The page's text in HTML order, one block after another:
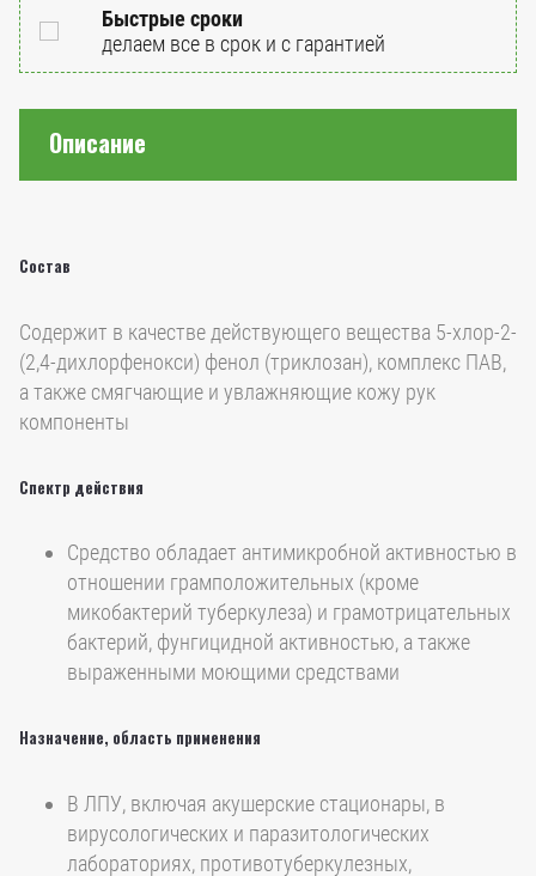
Быстрые сроки
делаем все в срок и с гарантией
Описание
Состав
Содержит в качестве действующего вещества 5-хлор-2-
(2,4-дихлорфенокси) фенол (триклозан), комплекс ПАВ,
а также смягчающие и увлажняющие кожу рук
компоненты
Спектр действия
Средство обладает антимикробной активностью в
отношении грамположительных (кроме
микобактерий туберкулеза) и грамотрицательных
бактерий, фунгицидной активностью, а также
выраженными моющими средствами
Назначение, область применения
В ЛПУ, включая акушерские стационары, в
вирусологических и паразитологических
лабораториях, противотуберкулезных,